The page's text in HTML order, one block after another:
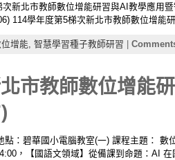
新北市教師數位增能研習與AI教學應用
114學年度第5梯次新北市教師數位增能
增能, 智慧學習種子教師研習 |
市教師數位增能
點：碧華國小電腦教室(一) 課程主題：
，【國語文領域】從備課到命題：AI